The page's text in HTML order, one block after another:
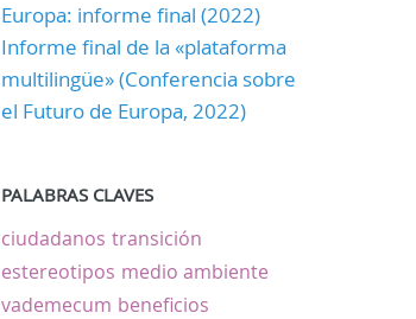
Europa: informe final (2022)
Informe final de la «plataforma
multilingüe» (Conferencia sobre
el Futuro de Europa, 2022)
PALABRAS CLAVES
ciudadanos transición
estereotipos medio ambiente
vademecum beneficios